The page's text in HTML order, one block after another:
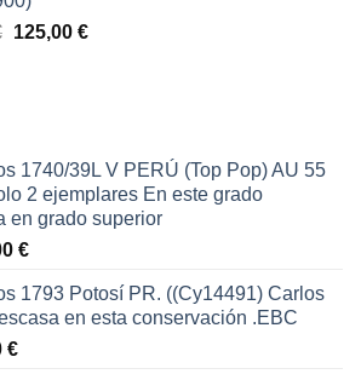
El
125,00 €El
1740/39L V PERÚ (Top Pop) AU 55
2 ejemplares En este grado
en grado superior
€
1793 Potosí PR. ((Cy14491) Carlos
escasa en esta conservación .EBC
€